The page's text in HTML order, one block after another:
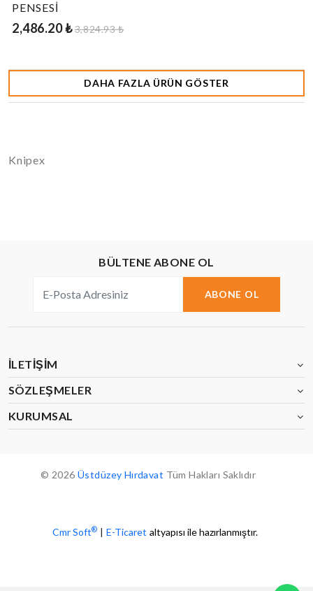
PENSESİ
2,486.20 ₺3,824.93 ₺
DAHA FAZLA ÜRÜN GÖSTER
Knipex
BÜLTENE ABONE OL
ABONE OL
İLETIŞIM
SÖZLEŞMELER
KURUMSAL
© 2026 Üstdüzey Hırdavat Tüm Hakları Saklıdır
Cmr Soft® | E-Ticaret altyapısı ile hazırlanmıştır.